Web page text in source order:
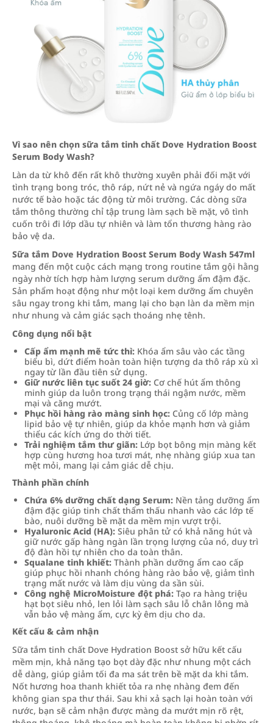
Vì sao nên chọn sữa tắm tinh chất Dove Hydration Boost
Serum Body Wash?
Làn da từ khô đến rất khô thường xuyên phải đối mặt với
tình trạng bong tróc, thô ráp, nứt nẻ và ngứa ngáy do mất
nước tế bào hoặc tác động từ môi trường. Các dòng sữa
tắm thông thường chỉ tập trung làm sạch bề mặt, vô tình
cuốn trôi đi lớp dầu tự nhiên và làm tổn thương hàng rào
bảo vệ da.
Sữa tắm Dove Hydration Boost Serum Body Wash 547ml
mang đến một cuộc cách mạng trong routine tắm gội hằng
ngày nhờ tích hợp hàm lượng serum dưỡng ẩm đậm đặc.
Sản phẩm hoạt động như một loại kem dưỡng ẩm chuyên
sâu ngay trong khi tắm, mang lại cho bạn làn da mềm mịn
như nhung và cảm giác sạch thoáng nhẹ tênh.
Công dụng nổi bật
Cấp ẩm mạnh mẽ tức thì: Khóa ẩm sâu vào các tầng
biểu bì, dứt điểm hoàn toàn hiện tượng da thô ráp xù xì
ngay từ lần đầu tiên sử dụng.
Giữ nước liên tục suốt 24 giờ: Cơ chế hút ẩm thông
minh giúp da luôn trong trạng thái ngậm nước, mềm
mại và căng mướt.
Phục hồi hàng rào màng sinh học: Củng cố lớp màng
lipid bảo vệ tự nhiên, giúp da khỏe mạnh hơn và giảm
thiểu các kích ứng do thời tiết.
Trải nghiệm tắm thư giãn: Lớp bọt bông mịn màng kết
hợp cùng hương hoa tươi mát, nhẹ nhàng giúp xua tan
mệt mỏi, mang lại cảm giác dễ chịu.
Thành phần chính
Chứa 6% dưỡng chất dạng Serum: Nền tảng dưỡng ẩm
đậm đặc giúp tinh chất thẩm thấu nhanh vào các lớp tế
bào, nuôi dưỡng bề mặt da mềm mịn vượt trội.
Hyaluronic Acid (HA): Siêu phân tử có khả năng hút và
giữ nước gấp hàng ngàn lần trọng lượng của nó, duy trì
độ đàn hồi tự nhiên cho da toàn thân.
Squalane tinh khiết: Thành phần dưỡng ẩm cao cấp
giúp phục hồi nhanh chóng hàng rào bảo vệ, giảm tình
trạng mất nước và làm dịu vùng da sần sùi.
Công nghệ MicroMoisture đột phá: Tạo ra hàng triệu
hạt bọt siêu nhỏ, len lỏi làm sạch sâu lỗ chân lông mà
vẫn bảo vệ màng ẩm, cực kỳ êm dịu cho da.
Kết cấu & cảm nhận
Sữa tắm tinh chất Dove Hydration Boost sở hữu kết cấu
mềm mịn, khả năng tạo bọt dày đặc như nhung một cách
dễ dàng, giúp giảm tối đa ma sát trên bề mặt da khi tắm.
Nốt hương hoa thanh khiết tỏa ra nhẹ nhàng đem đến
không gian spa thư thái. Sau khi xả sạch lại hoàn toàn với
nước, bạn sẽ cảm nhận được màng da mướt mịn rõ rệt,